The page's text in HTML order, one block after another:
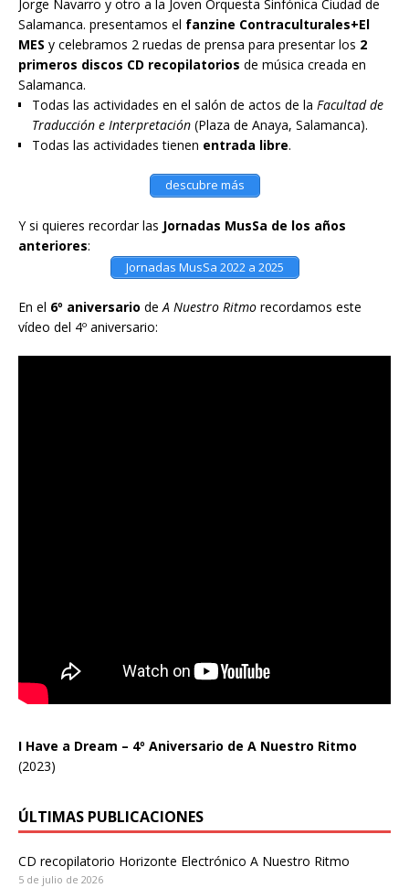
Jorge Navarro y otro a la Joven Orquesta Sinfónica Ciudad de
Salamanca. presentamos el fanzine Contraculturales+El
MES y celebramos 2 ruedas de prensa para presentar los 2
primeros discos CD recopilatorios de música creada en
Salamanca.
Todas las actividades en el salón de actos de la Facultad de
Traducción e Interpretación (Plaza de Anaya, Salamanca).
Todas las actividades tienen entrada libre.
descubre más
Y si quieres recordar las Jornadas MusSa de los años
anteriores:
Jornadas MusSa 2022 a 2025
En el 6º aniversario deA Nuestro Ritmo recordamos este
vídeo del 4º aniversario:
I Have a Dream – 4º Aniversario de A Nuestro Ritmo
(2023)
ÚLTIMAS PUBLICACIONES
CD recopilatorio Horizonte Electrónico A Nuestro Ritmo
5 de julio de 2026